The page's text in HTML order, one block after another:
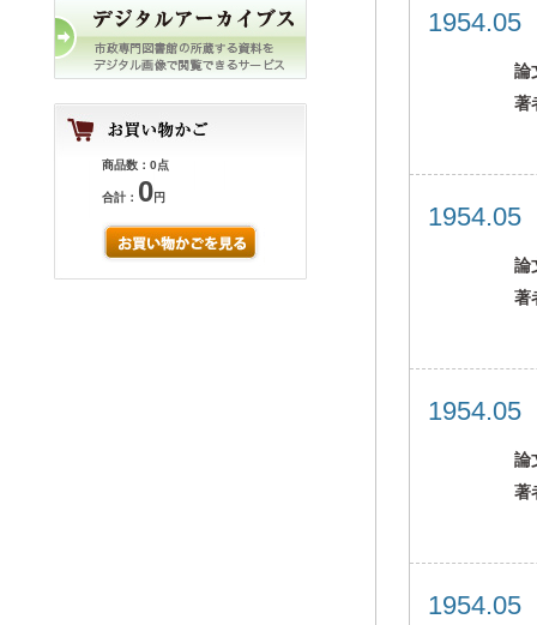
商品数：0点
合計： 0円
論
著
論
著
論
著